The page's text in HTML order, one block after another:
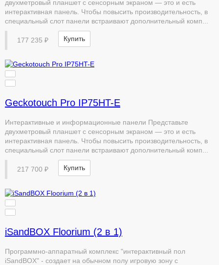
двухметровый планшет с сенсорным экраном — это и есть
интерактивная панель. Чтобы повысить производительность, в
специальный слот панели встраивают дополнительный комп...
177 235 ₽ Купить
Geckotouch Pro IP75HT-E
Интерактивные и информационные панели Представьте
двухметровый планшет с сенсорным экраном — это и есть
интерактивная панель. Чтобы повысить производительность, в
специальный слот панели встраивают дополнительный комп...
217 700 ₽ Купить
iSandBOX Floorium (2 в 1)
Программно-аппаратный комплекс "интерактивный пол
iSandBOX" - создает на обычном полу игровую зону с